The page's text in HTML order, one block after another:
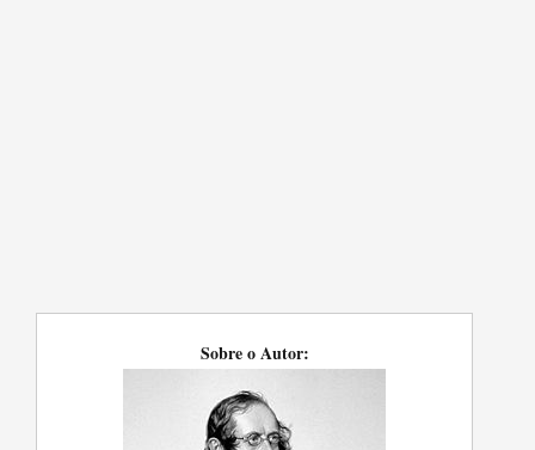
Sobre o Autor: